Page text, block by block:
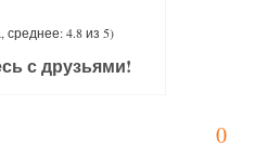
0
среднее: 4.8 из 5)
с друзьями!